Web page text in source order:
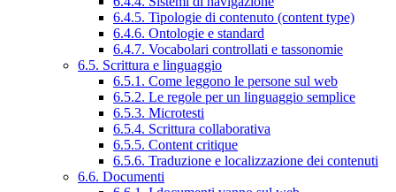
6.4.5. Tipologie di contenuto (content type)
6.4.6. Ontologie e standard
6.4.7. Vocabolari controllati e tassonomie
6.5. Scrittura e linguaggio
6.5.1. Come leggono le persone sul web
6.5.2. Le regole per un linguaggio semplice
6.5.3. Microtesti
6.5.4. Scrittura collaborativa
6.5.5. Content critique
6.5.6. Traduzione e localizzazione dei contenuti
6.6. Documenti